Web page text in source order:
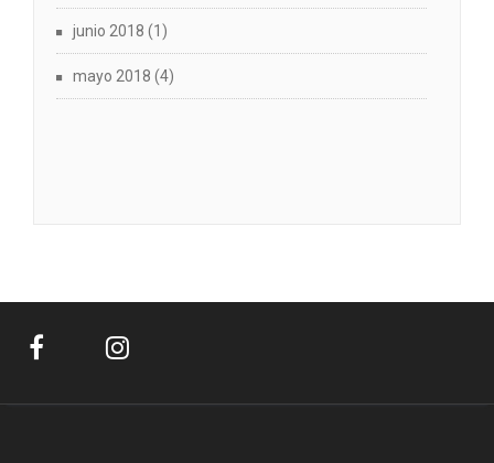
junio 2018 (1)
mayo 2018 (4)